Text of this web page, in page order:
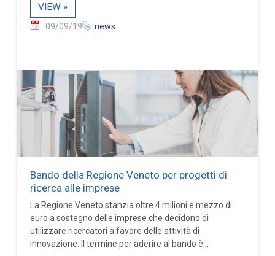
VIEW »
09/09/19 news
Bando della Regione Veneto per progetti di
ricerca alle imprese
La Regione Veneto stanzia oltre 4 milioni e mezzo di
euro a sostegno delle imprese che decidono di
utilizzare ricercatori a favore delle attività di
innovazione. Il termine per aderire al bando è...